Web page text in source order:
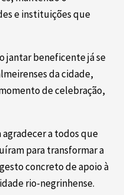
e instituições que
jantar beneficente já se
da cidade,
de celebração,
agradecer a todos que
para transformar a
concreto de apoio à
rio-negrinhense.